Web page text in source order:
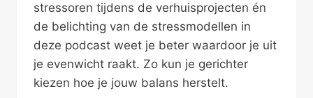
stressoren tijdens de verhuisprojecten én
de belichting van de stressmodellen in
deze podcast weet je beter waardoor je uit
je evenwicht raakt. Zo kun je gerichter
kiezen hoe je jouw balans herstelt.